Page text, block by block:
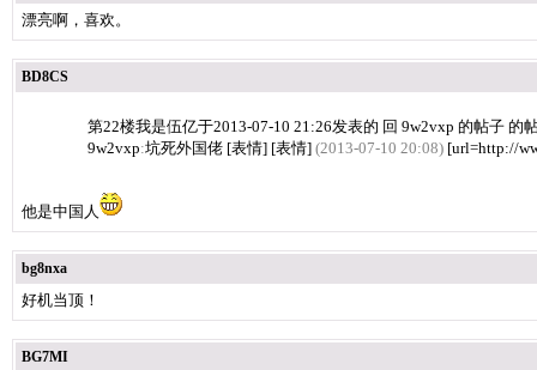
漂亮啊，喜欢。
BD8CS
第22楼我是伍亿于2013-07-10 21:26发表的 回 9w2vxp 的帖子 的
9w2vxp:坑死外国佬 [表情] [表情] (2013-07-10 20:08) [url=http://
他是中国人
bg8nxa
好机当顶！
BG7MI